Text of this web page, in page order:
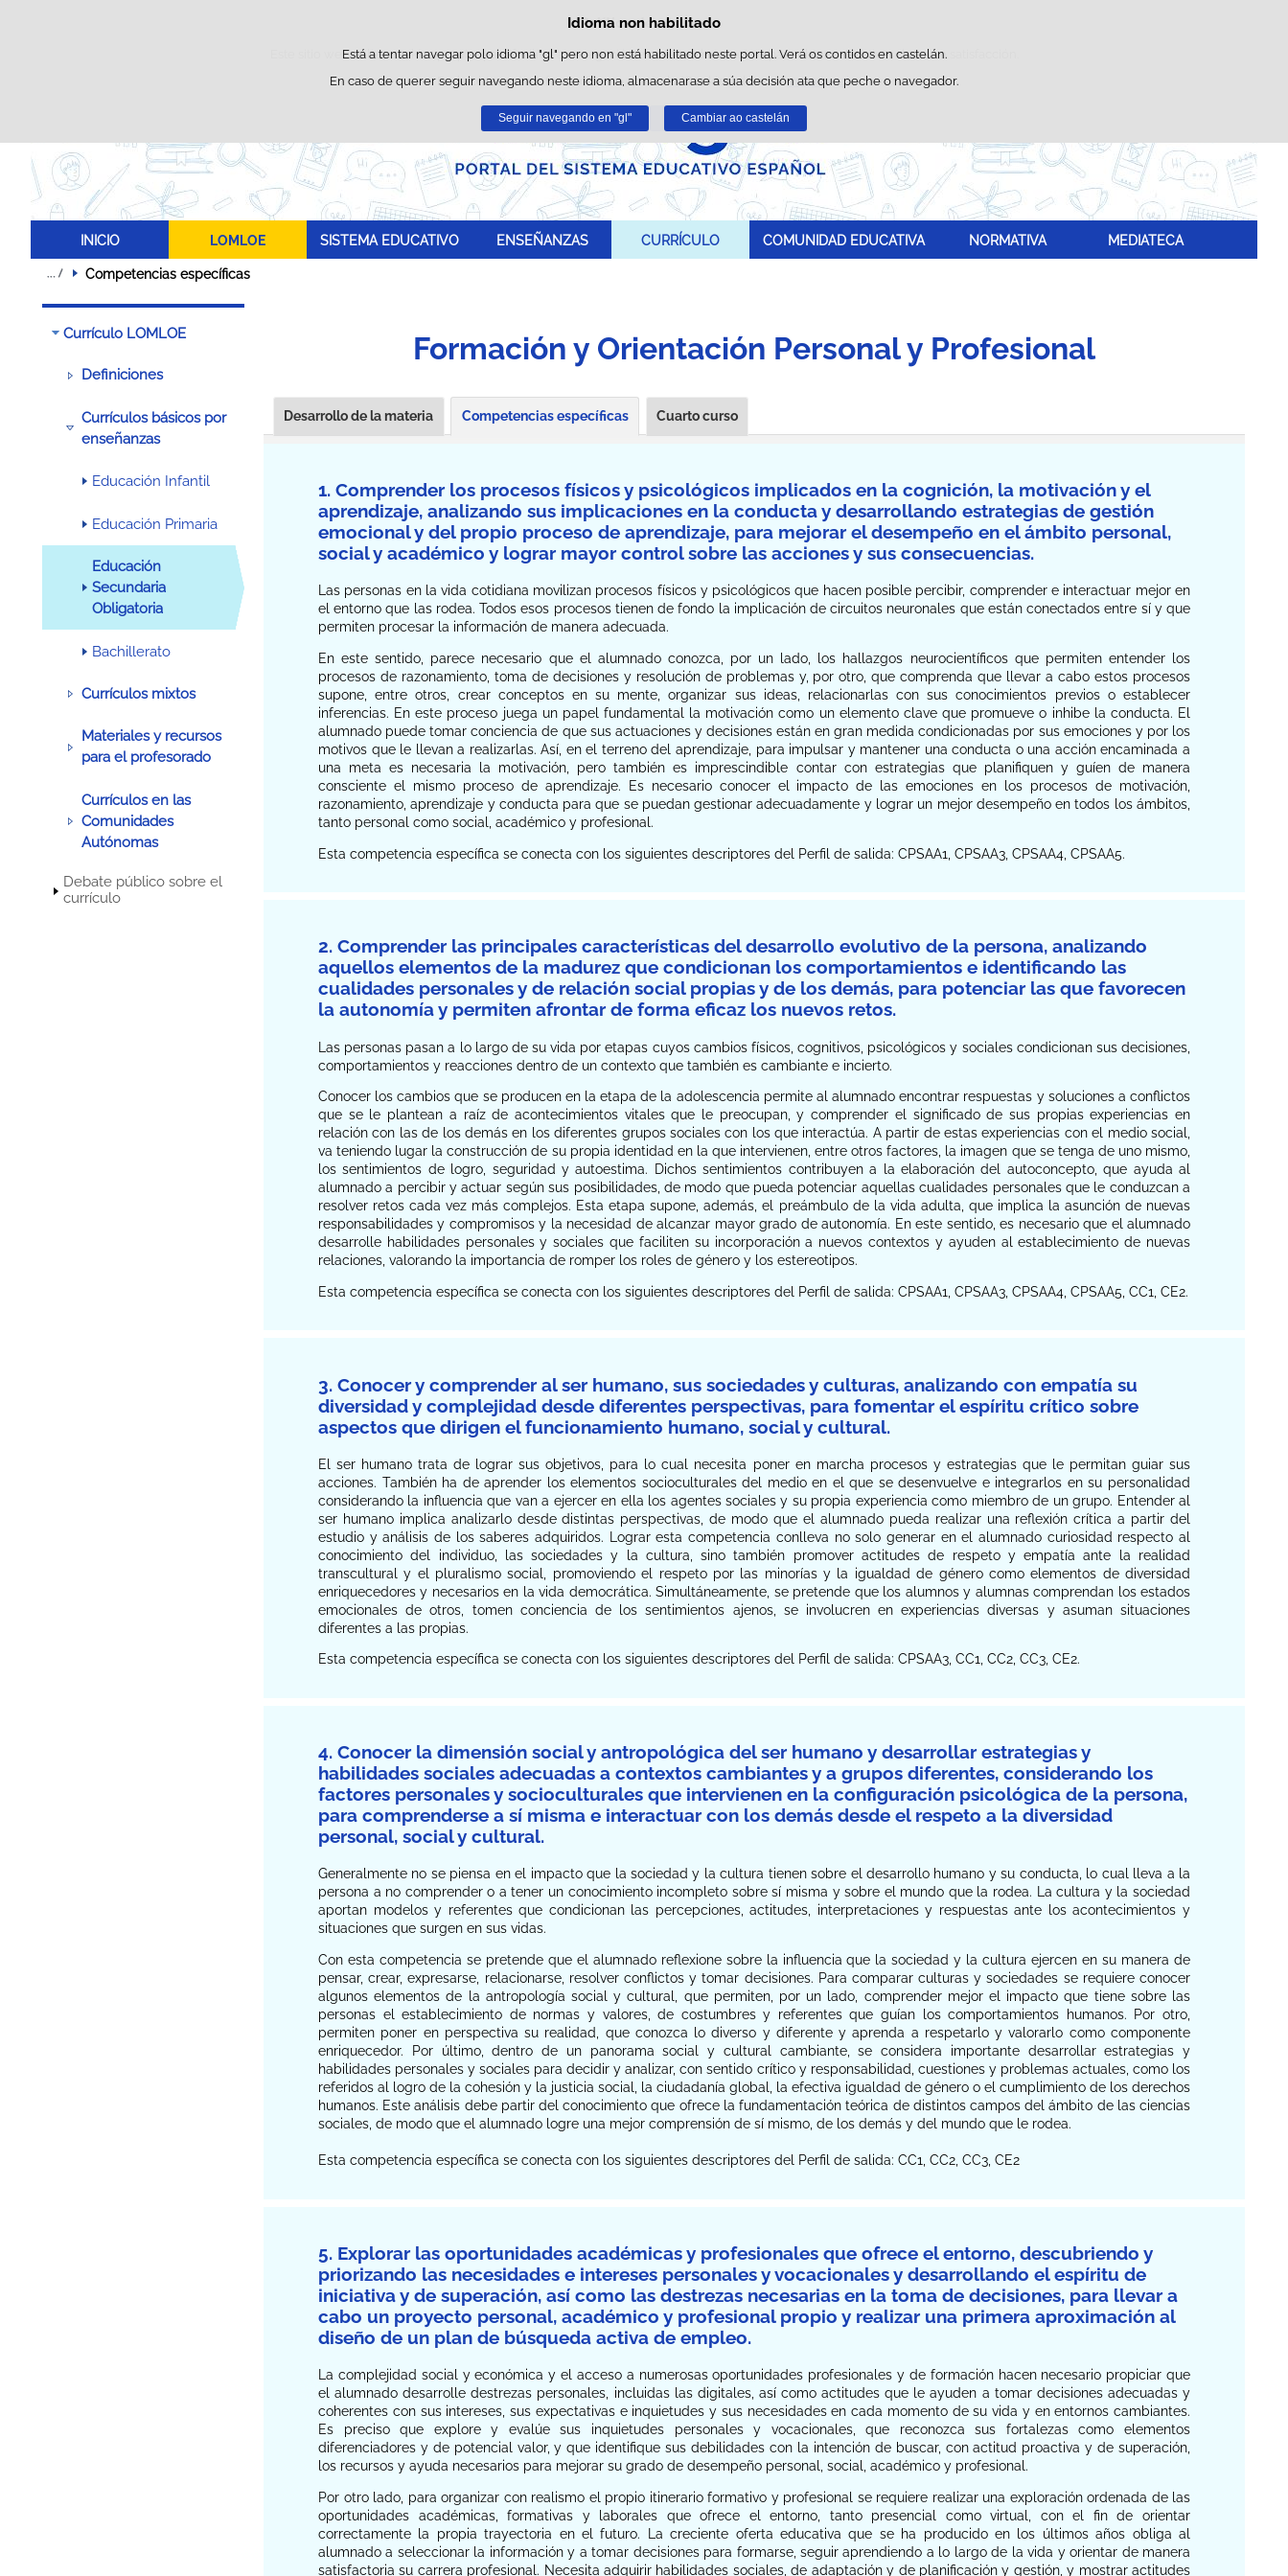
Política de cookies
Este sitio web utiliza cookies propias para facilitar a navegación e cookies de terceiros para obter estatísticas de uso e satisfacción.
Pode obter máis información no apartado "Cookies" do nosoaviso legal.
Aceptar Rexeitar
Idioma non habilitado
Está a tentar navegar polo idioma "gl" pero non está habilitado neste portal. Verá os contidos en castelán.
En caso de querer seguir navegando neste idioma, almacenarase a súa decisión ata que peche o navegador.
Seguir navegando en "gl" Cambiar ao castelán
Saltar ao contido
INICIO LOMLOE SISTEMA EDUCATIVO ENSEÑANZAS CURRÍCULO COMUNIDAD EDUCATIVA NORMATIVA MEDIATECA
Competencias específicas
Currículo LOMLOE
Definiciones
Currículos básicos por
enseñanzas
Educación Infantil
Educación Primaria
Educación
Secundaria
Obligatoria
Bachillerato
Currículos mixtos
Materiales y recursos
para el profesorado
Currículos en las
Comunidades
Autónomas
Debate público sobre el
currículo
Formación y Orientación Personal y Profesional
Desarrollo de la materia Competencias específicas Cuarto curso
1. Comprender los procesos físicos y psicológicos implicados en la cognición, la motivación y el
aprendizaje, analizando sus implicaciones en la conducta y desarrollando estrategias de gestión
emocional y del propio proceso de aprendizaje, para mejorar el desempeño en el ámbito personal,
social y académico y lograr mayor control sobre las acciones y sus consecuencias.
Las personas en la vida cotidiana movilizan procesos físicos y psicológicos que hacen posible percibir, comprender e interactuar mejor en
el entorno que las rodea. Todos esos procesos tienen de fondo la implicación de circuitos neuronales que están conectados entre sí y que
permiten procesar la información de manera adecuada.
En este sentido, parece necesario que el alumnado conozca, por un lado, los hallazgos neurocientíficos que permiten entender los
procesos de razonamiento, toma de decisiones y resolución de problemas y, por otro, que comprenda que llevar a cabo estos procesos
supone, entre otros, crear conceptos en su mente, organizar sus ideas, relacionarlas con sus conocimientos previos o establecer
inferencias. En este proceso juega un papel fundamental la motivación como un elemento clave que promueve o inhibe la conducta. El
alumnado puede tomar conciencia de que sus actuaciones y decisiones están en gran medida condicionadas por sus emociones y por los
motivos que le llevan a realizarlas. Así, en el terreno del aprendizaje, para impulsar y mantener una conducta o una acción encaminada a
una meta es necesaria la motivación, pero también es imprescindible contar con estrategias que planifiquen y guíen de manera
consciente el mismo proceso de aprendizaje. Es necesario conocer el impacto de las emociones en los procesos de motivación,
razonamiento, aprendizaje y conducta para que se puedan gestionar adecuadamente y lograr un mejor desempeño en todos los ámbitos,
tanto personal como social, académico y profesional.
Esta competencia específica se conecta con los siguientes descriptores del Perfil de salida: CPSAA1, CPSAA3, CPSAA4, CPSAA5.
2. Comprender las principales características del desarrollo evolutivo de la persona, analizando
aquellos elementos de la madurez que condicionan los comportamientos e identificando las
cualidades personales y de relación social propias y de los demás, para potenciar las que favorecen
la autonomía y permiten afrontar de forma eficaz los nuevos retos.
Las personas pasan a lo largo de su vida por etapas cuyos cambios físicos, cognitivos, psicológicos y sociales condicionan sus decisiones,
comportamientos y reacciones dentro de un contexto que también es cambiante e incierto.
Conocer los cambios que se producen en la etapa de la adolescencia permite al alumnado encontrar respuestas y soluciones a conflictos
que se le plantean a raíz de acontecimientos vitales que le preocupan, y comprender el significado de sus propias experiencias en
relación con las de los demás en los diferentes grupos sociales con los que interactúa. A partir de estas experiencias con el medio social,
va teniendo lugar la construcción de su propia identidad en la que intervienen, entre otros factores, la imagen que se tenga de uno mismo,
los sentimientos de logro, seguridad y autoestima. Dichos sentimientos contribuyen a la elaboración del autoconcepto, que ayuda al
alumnado a percibir y actuar según sus posibilidades, de modo que pueda potenciar aquellas cualidades personales que le conduzcan a
resolver retos cada vez más complejos. Esta etapa supone, además, el preámbulo de la vida adulta, que implica la asunción de nuevas
responsabilidades y compromisos y la necesidad de alcanzar mayor grado de autonomía. En este sentido, es necesario que el alumnado
desarrolle habilidades personales y sociales que faciliten su incorporación a nuevos contextos y ayuden al establecimiento de nuevas
relaciones, valorando la importancia de romper los roles de género y los estereotipos.
Esta competencia específica se conecta con los siguientes descriptores del Perfil de salida: CPSAA1, CPSAA3, CPSAA4, CPSAA5, CC1, CE2.
3. Conocer y comprender al ser humano, sus sociedades y culturas, analizando con empatía su
diversidad y complejidad desde diferentes perspectivas, para fomentar el espíritu crítico sobre
aspectos que dirigen el funcionamiento humano, social y cultural.
El ser humano trata de lograr sus objetivos, para lo cual necesita poner en marcha procesos y estrategias que le permitan guiar sus
acciones. También ha de aprender los elementos socioculturales del medio en el que se desenvuelve e integrarlos en su personalidad
considerando la influencia que van a ejercer en ella los agentes sociales y su propia experiencia como miembro de un grupo. Entender al
ser humano implica analizarlo desde distintas perspectivas, de modo que el alumnado pueda realizar una reflexión crítica a partir del
estudio y análisis de los saberes adquiridos. Lograr esta competencia conlleva no solo generar en el alumnado curiosidad respecto al
conocimiento del individuo, las sociedades y la cultura, sino también promover actitudes de respeto y empatía ante la realidad
transcultural y el pluralismo social, promoviendo el respeto por las minorías y la igualdad de género como elementos de diversidad
enriquecedores y necesarios en la vida democrática. Simultáneamente, se pretende que los alumnos y alumnas comprendan los estados
emocionales de otros, tomen conciencia de los sentimientos ajenos, se involucren en experiencias diversas y asuman situaciones
diferentes a las propias.
Esta competencia específica se conecta con los siguientes descriptores del Perfil de salida: CPSAA3, CC1, CC2, CC3, CE2.
4. Conocer la dimensión social y antropológica del ser humano y desarrollar estrategias y
habilidades sociales adecuadas a contextos cambiantes y a grupos diferentes, considerando los
factores personales y socioculturales que intervienen en la configuración psicológica de la persona,
para comprenderse a sí misma e interactuar con los demás desde el respeto a la diversidad
personal, social y cultural.
Generalmente no se piensa en el impacto que la sociedad y la cultura tienen sobre el desarrollo humano y su conducta, lo cual lleva a la
persona a no comprender o a tener un conocimiento incompleto sobre sí misma y sobre el mundo que la rodea. La cultura y la sociedad
aportan modelos y referentes que condicionan las percepciones, actitudes, interpretaciones y respuestas ante los acontecimientos y
situaciones que surgen en sus vidas.
Con esta competencia se pretende que el alumnado reflexione sobre la influencia que la sociedad y la cultura ejercen en su manera de
pensar, crear, expresarse, relacionarse, resolver conflictos y tomar decisiones. Para comparar culturas y sociedades se requiere conocer
algunos elementos de la antropología social y cultural, que permiten, por un lado, comprender mejor el impacto que tiene sobre las
personas el establecimiento de normas y valores, de costumbres y referentes que guían los comportamientos humanos. Por otro,
permiten poner en perspectiva su realidad, que conozca lo diverso y diferente y aprenda a respetarlo y valorarlo como componente
enriquecedor. Por último, dentro de un panorama social y cultural cambiante, se considera importante desarrollar estrategias y
habilidades personales y sociales para decidir y analizar, con sentido crítico y responsabilidad, cuestiones y problemas actuales, como los
referidos al logro de la cohesión y la justicia social, la ciudadanía global, la efectiva igualdad de género o el cumplimiento de los derechos
humanos. Este análisis debe partir del conocimiento que ofrece la fundamentación teórica de distintos campos del ámbito de las ciencias
sociales, de modo que el alumnado logre una mejor comprensión de sí mismo, de los demás y del mundo que le rodea.
Esta competencia específica se conecta con los siguientes descriptores del Perfil de salida: CC1, CC2, CC3, CE2
5. Explorar las oportunidades académicas y profesionales que ofrece el entorno, descubriendo y
priorizando las necesidades e intereses personales y vocacionales y desarrollando el espíritu de
iniciativa y de superación, así como las destrezas necesarias en la toma de decisiones, para llevar a
cabo un proyecto personal, académico y profesional propio y realizar una primera aproximación al
diseño de un plan de búsqueda activa de empleo.
La complejidad social y económica y el acceso a numerosas oportunidades profesionales y de formación hacen necesario propiciar que
el alumnado desarrolle destrezas personales, incluidas las digitales, así como actitudes que le ayuden a tomar decisiones adecuadas y
coherentes con sus intereses, sus expectativas e inquietudes y sus necesidades en cada momento de su vida y en entornos cambiantes.
Es preciso que explore y evalúe sus inquietudes personales y vocacionales, que reconozca sus fortalezas como elementos
diferenciadores y de potencial valor, y que identifique sus debilidades con la intención de buscar, con actitud proactiva y de superación,
los recursos y ayuda necesarios para mejorar su grado de desempeño personal, social, académico y profesional.
Por otro lado, para organizar con realismo el propio itinerario formativo y profesional se requiere realizar una exploración ordenada de las
oportunidades académicas, formativas y laborales que ofrece el entorno, tanto presencial como virtual, con el fin de orientar
correctamente la propia trayectoria en el futuro. La creciente oferta educativa que se ha producido en los últimos años obliga al
alumnado a seleccionar la información y a tomar decisiones para formarse, seguir aprendiendo a lo largo de la vida y orientar de manera
satisfactoria su carrera profesional. Necesita adquirir habilidades sociales, de adaptación y de planificación y gestión, y mostrar actitudes